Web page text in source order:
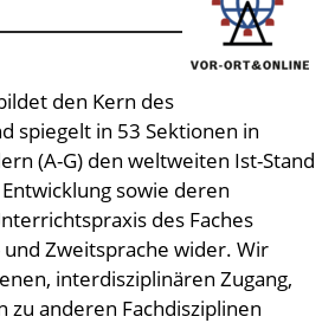
den Kern des
spiegelt in 53 Sektionen in
(A-G) den weltweiten Ist-Stand
sowie deren
des Faches
und Zweitsprache wider. Wir
interdisziplinären Zugang,
zu anderen Fachdisziplinen